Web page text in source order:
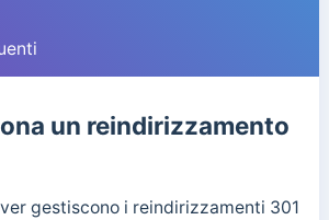
un reindirizzamento
gestiscono i reindirizzamenti 301